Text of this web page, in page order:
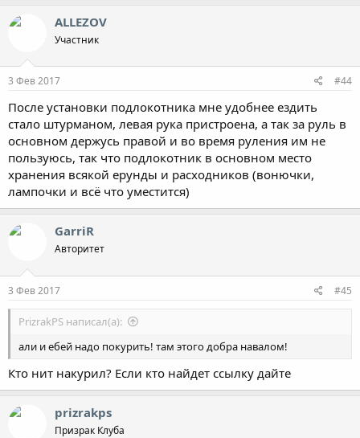
ALLEZOV
Участник
3 Фев 2017 #44
После установки подлокотника мне удобнее ездить
стало штурманом, левая рука пристроена, а так за руль в
основном держусь правой и во время руления им не
пользуюсь, так что подлокотник в основном место
хранения всякой ерунды и расходников (вонючки,
лампочки и всё что уместится)
GarriR
Авторитет
3 Фев 2017 #45
PrizrakPS написал(а):
али и ебей надо покурить! там этого добра навалом!
Кто нит накурил? Если кто найдет ссылку дайте
prizrakps
Призрак Клуба